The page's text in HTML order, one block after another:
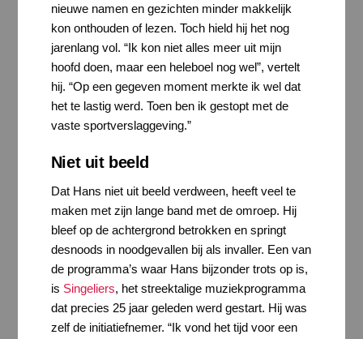
nieuwe namen en gezichten minder makkelijk
kon onthouden of lezen. Toch hield hij het nog
jarenlang vol. “Ik kon niet alles meer uit mijn
hoofd doen, maar een heleboel nog wel”, vertelt
hij. “Op een gegeven moment merkte ik wel dat
het te lastig werd. Toen ben ik gestopt met de
vaste sportverslaggeving.”
Niet uit beeld
Dat Hans niet uit beeld verdween, heeft veel te
maken met zijn lange band met de omroep. Hij
bleef op de achtergrond betrokken en springt
desnoods in noodgevallen bij als invaller. Een van
de programma’s waar Hans bijzonder trots op is,
is Singeliers, het streektalige muziekprogramma
dat precies 25 jaar geleden werd gestart. Hij was
zelf de initiatiefnemer. “Ik vond het tijd voor een